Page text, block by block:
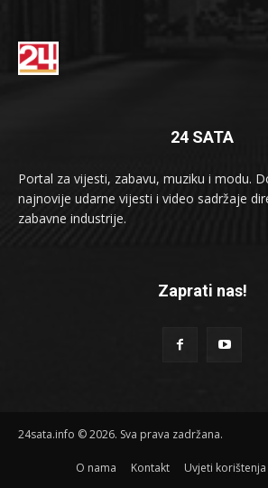
24 SATA
Portal za vijesti, zabavu, muziku i modu.
najnovije udarne vijesti i video sadržaje
zabavne industrije.
Zaprati nas!
24sata.info © 2026. Sva prava zadržana.
O nama Kontakt Uvjeti korištenja